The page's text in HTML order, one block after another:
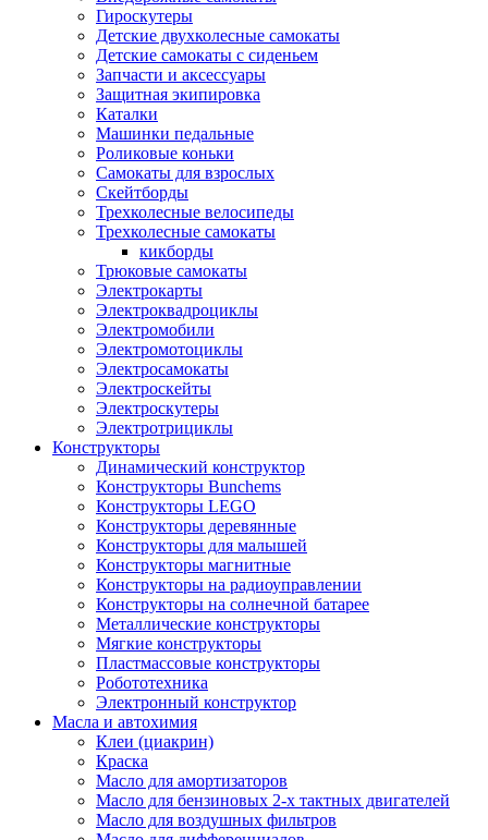
Гироскутеры
Детские двухколесные самокаты
Детские самокаты с сиденьем
Запчасти и аксессуары
Защитная экипировка
Каталки
Машинки педальные
Роликовые коньки
Самокаты для взрослых
Скейтборды
Трехколесные велосипеды
Трехколесные самокаты
кикборды
Трюковые самокаты
Электрокарты
Электроквадроциклы
Электромобили
Электромотоциклы
Электросамокаты
Электроскейты
Электроскутеры
Электротрициклы
Конструкторы
Динамический конструктор
Конструкторы Bunchems
Конструкторы LEGO
Конструкторы деревянные
Конструкторы для малышей
Конструкторы магнитные
Конструкторы на радиоуправлении
Конструкторы на солнечной батарее
Металлические конструкторы
Мягкие конструкторы
Пластмассовые конструкторы
Робототехника
Электронный конструктор
Масла и автохимия
Клеи (циакрин)
Краска
Масло для амортизаторов
Масло для бензиновых 2-х тактных двигателей
Масло для воздушных фильтров